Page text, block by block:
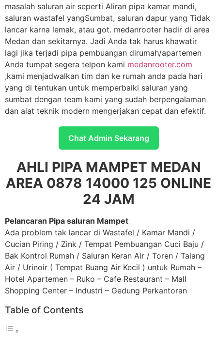
masalah saluran air seperti Aliran pipa kamar mandi,
saluran wastafel yangSumbat, saluran dapur yang Tidak
lancar karna lemak, atau got. medanrooter hadir di area
Medan dan sekitarnya. Jadi Anda tak harus khawatir
lagi jika terjadi pipa pembuangan dirumah/apartemen
Anda tumpat segera telpon kami medanrooter.com
,kami menjadwalkan tim dan ke rumah anda pada hari
yang di tentukan untuk memperbaiki saluran yang
sumbat dengan team kami yang sudah berpengalaman
dan alat teknik modern mengerjakan cepat dan efektif.
Chat Admin Sekarang
AHLI PIPA MAMPET MEDAN
AREA 0878 14000 125 ONLINE
24 JAM
Pelancaran Pipa saluran Mampet
Ada problem tak lancar di Wastafel / Kamar Mandi /
Cucian Piring / Zink / Tempat Pembuangan Cuci Baju /
Bak Kontrol Rumah / Saluran Keran Air / Toren / Talang
Air / Urinoir ( Tempat Buang Air Kecil ) untuk Rumah –
Hotel Apartemen – Ruko – Cafe Restaurant – Mall
Shopping Center – Industri – Gedung Perkantoran
Table of Contents